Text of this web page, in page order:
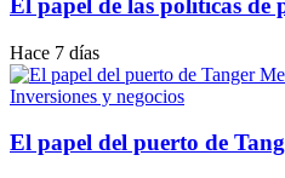
El papel de las políticas de
Hace 7 días
Inversiones y negocios
El papel del puerto de